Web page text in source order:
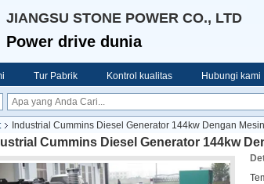
JIANGSU STONE POWER CO., LTD
Power drive dunia
Tur Pabrik Kontrol kualitas Hubungi kami
Industrial Cummins Diesel Generator 144kw Dengan
Cummins Diesel Generator 144kw